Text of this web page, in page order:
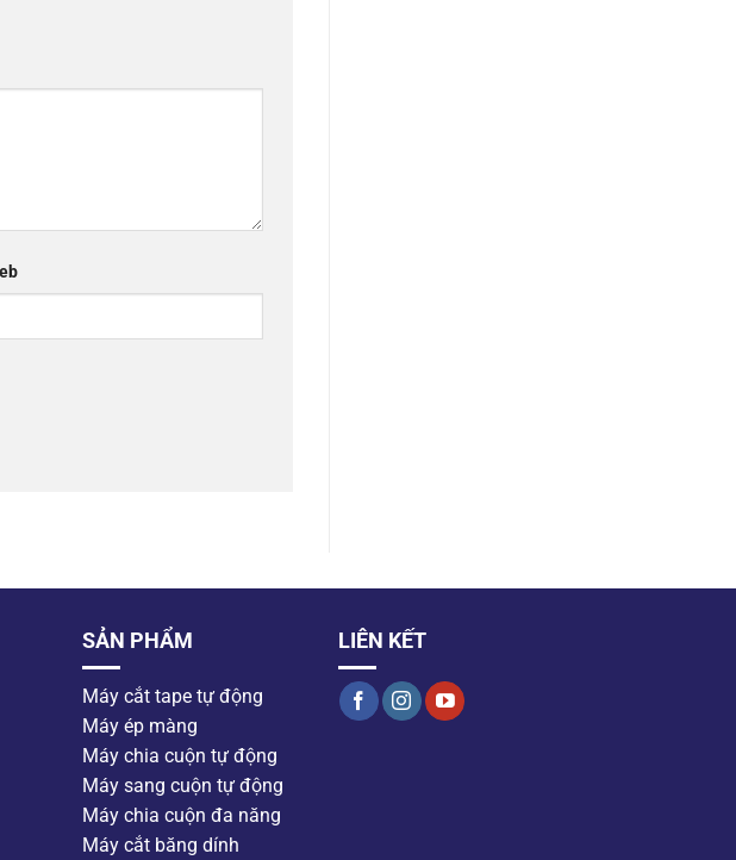
SẢN PHẨM
Máy cắt tape tự động
Máy ép màng
Máy chia cuộn tự động
Máy sang cuộn tự động
Máy chia cuộn đa năng
Máy cắt băng dính
LIÊN KẾT